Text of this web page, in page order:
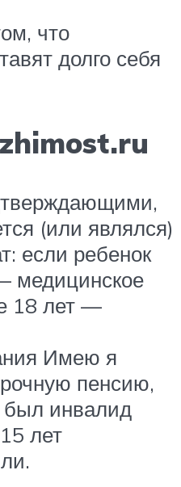
что
долго себя
(или являлся)
если ребенок
медицинское
18 лет —
Имею я
пенсию,
был инвалид
лет